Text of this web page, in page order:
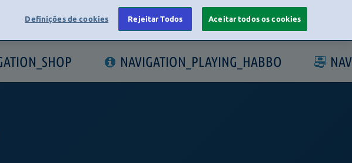
LOGIN
NAVIGATION_PLAYING_HABBO
Definições de cookies Rejeitar Todos Aceitar todos os cookies